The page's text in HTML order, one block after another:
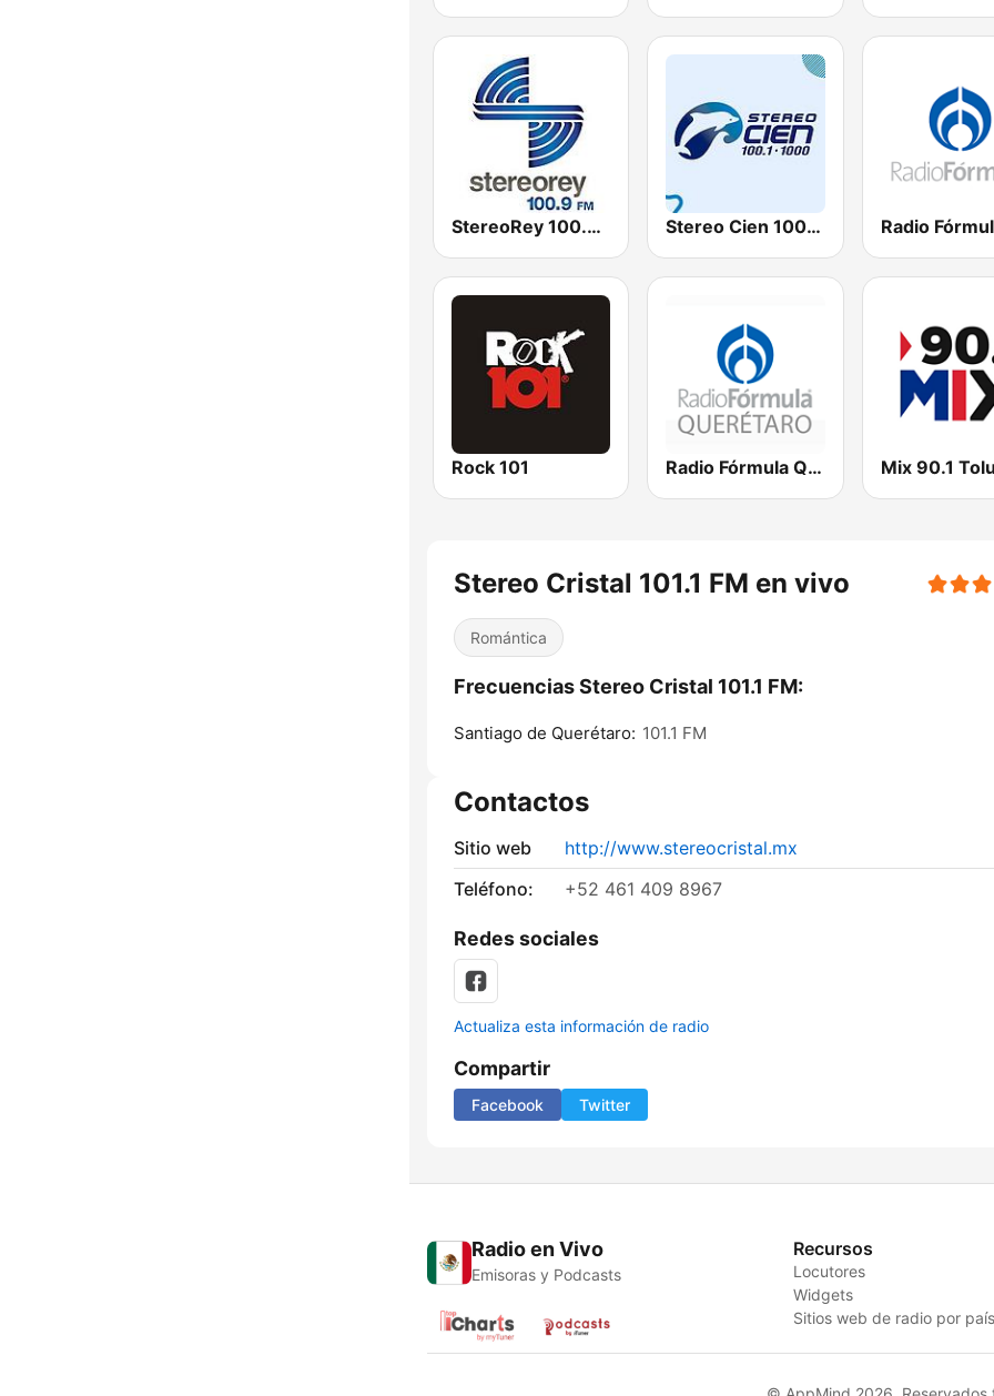
StereoRey 100.9 FM Stereo Cien 100.1 FM
Rock 101 Radio Fórmula Querétaro Mix 90.1
Stereo Cristal 101.1 FM en vivo
Romántica
Frecuencias Stereo Cristal 101.1 FM:
Santiago de Querétaro: 101.1 FM
Contactos
Sitio web
http://www.stereocristal.mx
Teléfono:
+52 461 409 8967
Redes sociales
Actualiza esta información de radio
Compartir
Facebook Twitter
Radio en Vivo
Emisoras y Podcasts
Recursos
Locutores
Widgets
Sitios web de radio por